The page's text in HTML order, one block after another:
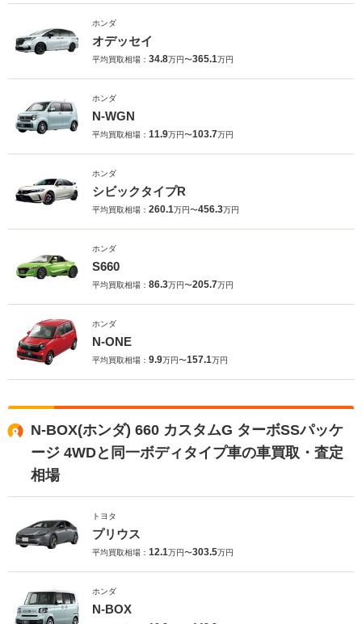
ホンダ
オデッセイ
平均買取相場： 34.8万円〜365.1万円
ホンダ
N-WGN
平均買取相場： 11.9万円〜103.7万円
ホンダ
シビックタイプR
平均買取相場： 260.1万円〜456.3万円
ホンダ
S660
平均買取相場： 86.3万円〜205.7万円
ホンダ
N-ONE
平均買取相場： 9.9万円〜157.1万円
N-BOX(ホンダ) 660 カスタムG ターボSSパッケ
ージ 4WDと同一ボディタイプ車の車買取・査定
相場
トヨタ
プリウス
平均買取相場： 12.1万円〜303.5万円
ホンダ
N-BOX